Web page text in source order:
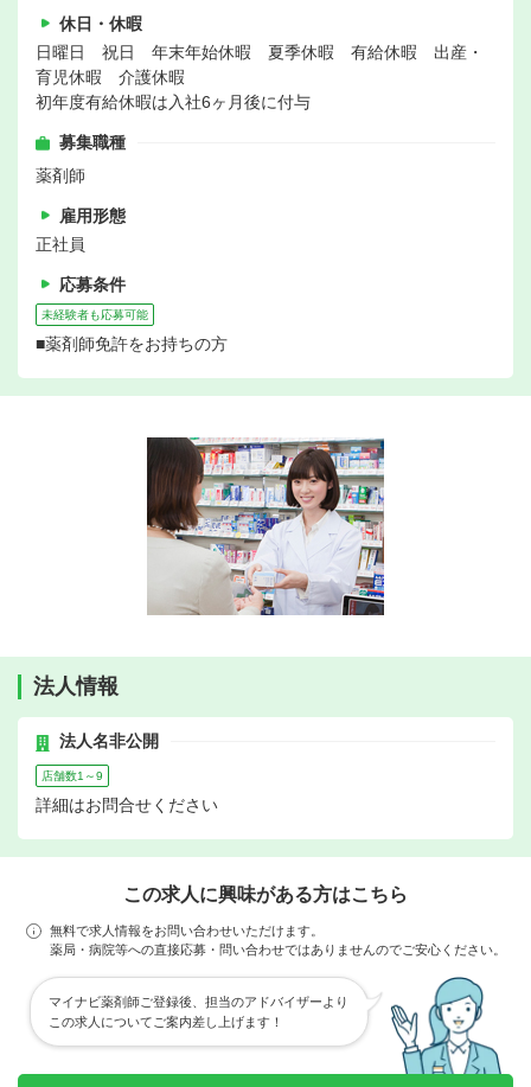
休日・休暇
日曜日 祝日 年末年始休暇 夏季休暇 有給休暇 出産・
育児休暇 介護休暇
初年度有給休暇は入社6ヶ月後に付与
募集職種
薬剤師
雇用形態
正社員
応募条件
未経験者も応募可能
■薬剤師免許をお持ちの方
法人情報
法人名非公開
店舗数1～9
詳細はお問合せください
この求人に興味がある方はこちら
無料で求人情報をお問い合わせいただけます。
薬局・病院等への直接応募・問い合わせではありませんのでご安心ください。
マイナビ薬剤師ご登録後、担当のアドバイザーより
この求人についてご案内差し上げます！